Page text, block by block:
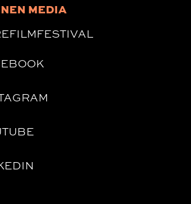
MEDIA